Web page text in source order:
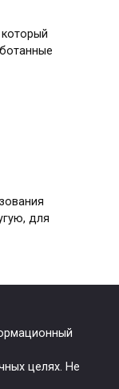
для
целях. Не